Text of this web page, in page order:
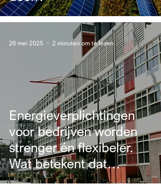
Energieverplichtingen
voor bedrijven worden
strenger én flexibeler.
Wat betekent dat
concreet?
26 mei 2025 2 minuten om te lezen